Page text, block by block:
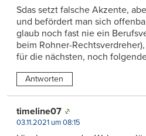
Sdas setzt falsche Akzente,
und befördert man sich
glaub noch fast nie ein
beim Rohner-
für die nächsten, noch
Antworten
timeline07
03.11.2021 um 08:15